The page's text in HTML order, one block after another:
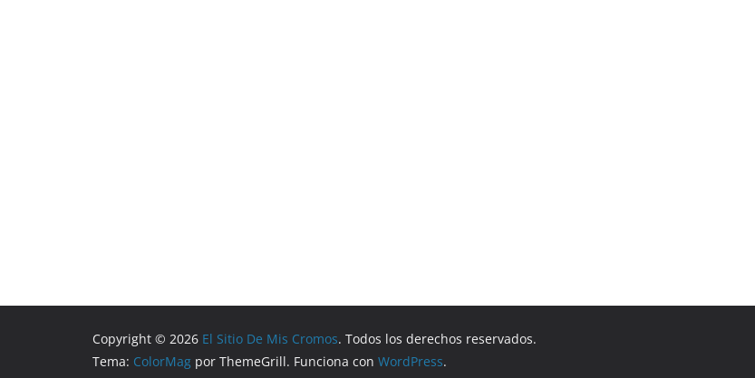
Copyright © 2026 El Sitio De Mis Cromos. Todos los derechos reservados.
Tema: ColorMag por ThemeGrill. Funciona con WordPress.